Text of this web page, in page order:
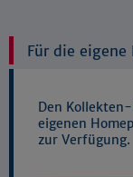
Für die eigene
Den
eigenen
zur Verfügung.